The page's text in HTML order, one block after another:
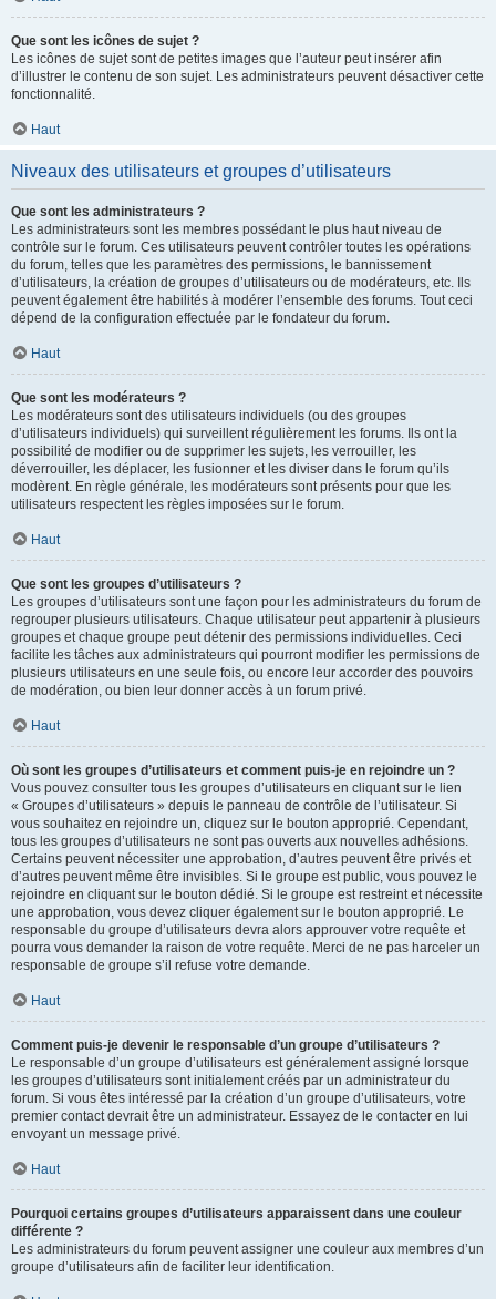
Que sont les icônes de sujet ?
Les icônes de sujet sont de petites images que l’auteur peut insérer afin
d’illustrer le contenu de son sujet. Les administrateurs peuvent désactiver cette
fonctionnalité.
Haut
Niveaux des utilisateurs et groupes d’utilisateurs
Que sont les administrateurs ?
Les administrateurs sont les membres possédant le plus haut niveau de
contrôle sur le forum. Ces utilisateurs peuvent contrôler toutes les opérations
du forum, telles que les paramètres des permissions, le bannissement
d’utilisateurs, la création de groupes d’utilisateurs ou de modérateurs, etc. Ils
peuvent également être habilités à modérer l’ensemble des forums. Tout ceci
dépend de la configuration effectuée par le fondateur du forum.
Haut
Que sont les modérateurs ?
Les modérateurs sont des utilisateurs individuels (ou des groupes
d’utilisateurs individuels) qui surveillent régulièrement les forums. Ils ont la
possibilité de modifier ou de supprimer les sujets, les verrouiller, les
déverrouiller, les déplacer, les fusionner et les diviser dans le forum qu’ils
modèrent. En règle générale, les modérateurs sont présents pour que les
utilisateurs respectent les règles imposées sur le forum.
Haut
Que sont les groupes d’utilisateurs ?
Les groupes d’utilisateurs sont une façon pour les administrateurs du forum de
regrouper plusieurs utilisateurs. Chaque utilisateur peut appartenir à plusieurs
groupes et chaque groupe peut détenir des permissions individuelles. Ceci
facilite les tâches aux administrateurs qui pourront modifier les permissions de
plusieurs utilisateurs en une seule fois, ou encore leur accorder des pouvoirs
de modération, ou bien leur donner accès à un forum privé.
Haut
Où sont les groupes d’utilisateurs et comment puis-je en rejoindre un ?
Vous pouvez consulter tous les groupes d’utilisateurs en cliquant sur le lien
« Groupes d’utilisateurs » depuis le panneau de contrôle de l’utilisateur. Si
vous souhaitez en rejoindre un, cliquez sur le bouton approprié. Cependant,
tous les groupes d’utilisateurs ne sont pas ouverts aux nouvelles adhésions.
Certains peuvent nécessiter une approbation, d’autres peuvent être privés et
d’autres peuvent même être invisibles. Si le groupe est public, vous pouvez le
rejoindre en cliquant sur le bouton dédié. Si le groupe est restreint et nécessite
une approbation, vous devez cliquer également sur le bouton approprié. Le
responsable du groupe d’utilisateurs devra alors approuver votre requête et
pourra vous demander la raison de votre requête. Merci de ne pas harceler un
responsable de groupe s’il refuse votre demande.
Haut
Comment puis-je devenir le responsable d’un groupe d’utilisateurs ?
Le responsable d’un groupe d’utilisateurs est généralement assigné lorsque
les groupes d’utilisateurs sont initialement créés par un administrateur du
forum. Si vous êtes intéressé par la création d’un groupe d’utilisateurs, votre
premier contact devrait être un administrateur. Essayez de le contacter en lui
envoyant un message privé.
Haut
Pourquoi certains groupes d’utilisateurs apparaissent dans une couleur
différente ?
Les administrateurs du forum peuvent assigner une couleur aux membres d’un
groupe d’utilisateurs afin de faciliter leur identification.